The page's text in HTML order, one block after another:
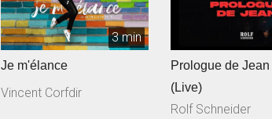
3 min
Je m'élance
Vincent Corfdir
Prologue de Jean
(Live)
Rolf Schneider